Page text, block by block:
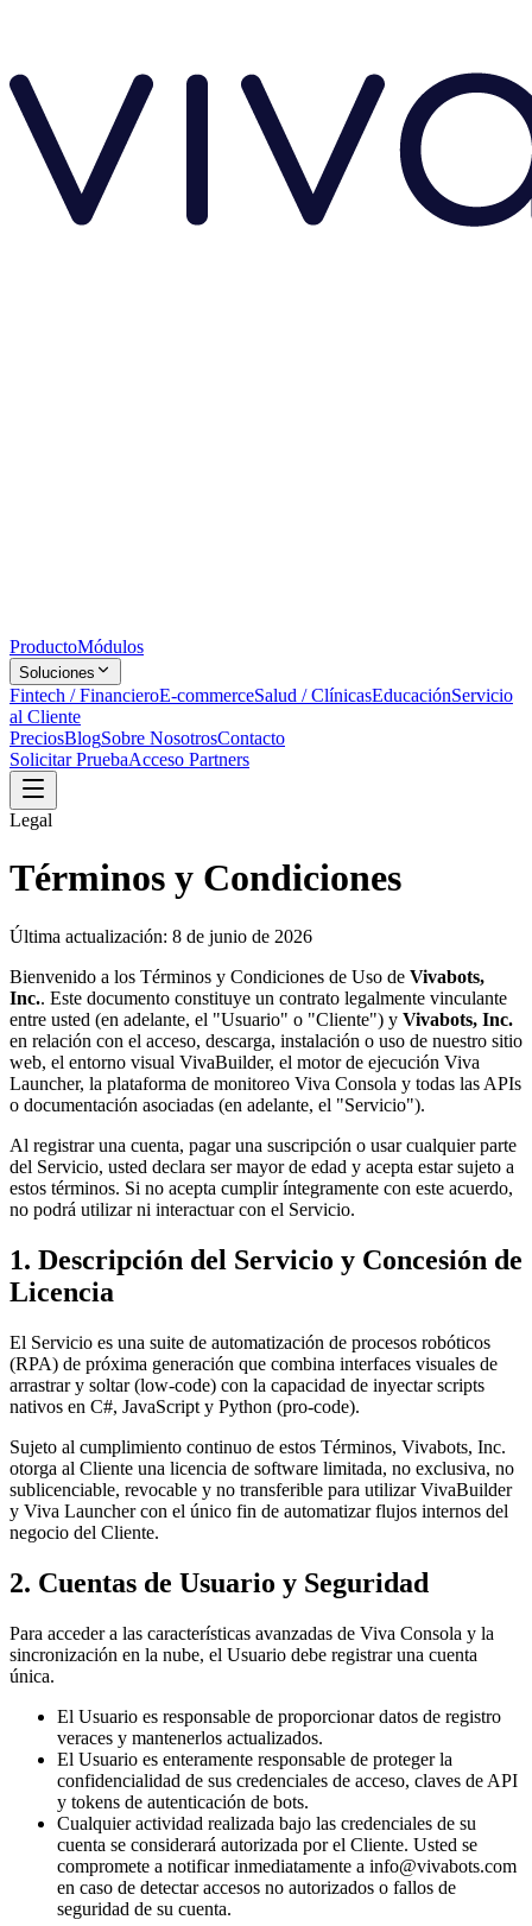
ProductoMódulos
Soluciones
Fintech / FinancieroE-commerceSalud / ClínicasEducaciónServicio
al Cliente
PreciosBlogSobre NosotrosContacto
Solicitar PruebaAcceso Partners
Legal
Términos y Condiciones
Última actualización: 8 de junio de 2026
Bienvenido a los Términos y Condiciones de Uso de Vivabots,
Inc.. Este documento constituye un contrato legalmente vinculante
entre usted (en adelante, el "Usuario" o "Cliente") y Vivabots, Inc.
en relación con el acceso, descarga, instalación o uso de nuestro sitio
web, el entorno visual VivaBuilder, el motor de ejecución Viva
Launcher, la plataforma de monitoreo Viva Consola y todas las APIs
o documentación asociadas (en adelante, el "Servicio").
Al registrar una cuenta, pagar una suscripción o usar cualquier parte
del Servicio, usted declara ser mayor de edad y acepta estar sujeto a
estos términos. Si no acepta cumplir íntegramente con este acuerdo,
no podrá utilizar ni interactuar con el Servicio.
1. Descripción del Servicio y Concesión de
Licencia
El Servicio es una suite de automatización de procesos robóticos
(RPA) de próxima generación que combina interfaces visuales de
arrastrar y soltar (low-code) con la capacidad de inyectar scripts
nativos en C#, JavaScript y Python (pro-code).
Sujeto al cumplimiento continuo de estos Términos, Vivabots, Inc.
otorga al Cliente una licencia de software limitada, no exclusiva, no
sublicenciable, revocable y no transferible para utilizar VivaBuilder
y Viva Launcher con el único fin de automatizar flujos internos del
negocio del Cliente.
2. Cuentas de Usuario y Seguridad
Para acceder a las características avanzadas de Viva Consola y la
sincronización en la nube, el Usuario debe registrar una cuenta
única.
El Usuario es responsable de proporcionar datos de registro
veraces y mantenerlos actualizados.
El Usuario es enteramente responsable de proteger la
confidencialidad de sus credenciales de acceso, claves de API
y tokens de autenticación de bots.
Cualquier actividad realizada bajo las credenciales de su
cuenta se considerará autorizada por el Cliente. Usted se
compromete a notificar inmediatamente a info@vivabots.com
en caso de detectar accesos no autorizados o fallos de
seguridad de su cuenta.